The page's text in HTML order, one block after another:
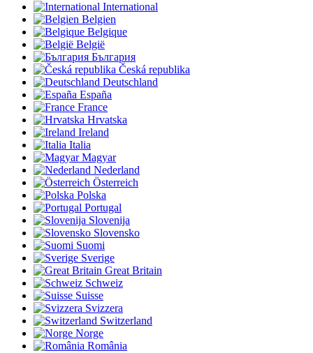
International
Belgien
Belgique
België
България
Česká republika
Deutschland
España
France
Hrvatska
Ireland
Italia
Magyar
Nederland
Österreich
Polska
Portugal
Slovenija
Slovensko
Suomi
Sverige
Great Britain
Schweiz
Suisse
Svizzera
Switzerland
Norge
România